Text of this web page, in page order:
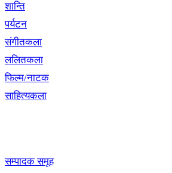
शान्ति
पर्यटन
संगीतकला
ललितकला
फिल्म/नाटक
साहित्यकला
सम्पादक समूह